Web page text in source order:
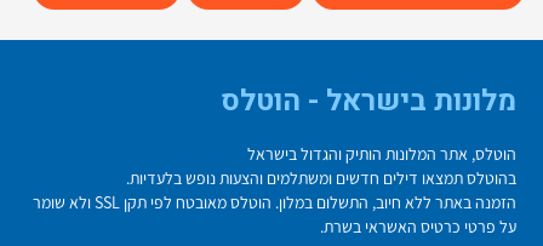
מלונות בישראל - הוטלס
הוטלס, אתר המלונות הותיק והגדול בישראל
בהוטלס תמצאו דילים חדשים ומשתלמים והצעות נופש בלעדיות.
הזמנה באתר ללא חיוב, התשלום במלון. הוטלס מאובטח לפי תקן SSL ולא שומר
על פרטי כרטיס האשראי בשרת.